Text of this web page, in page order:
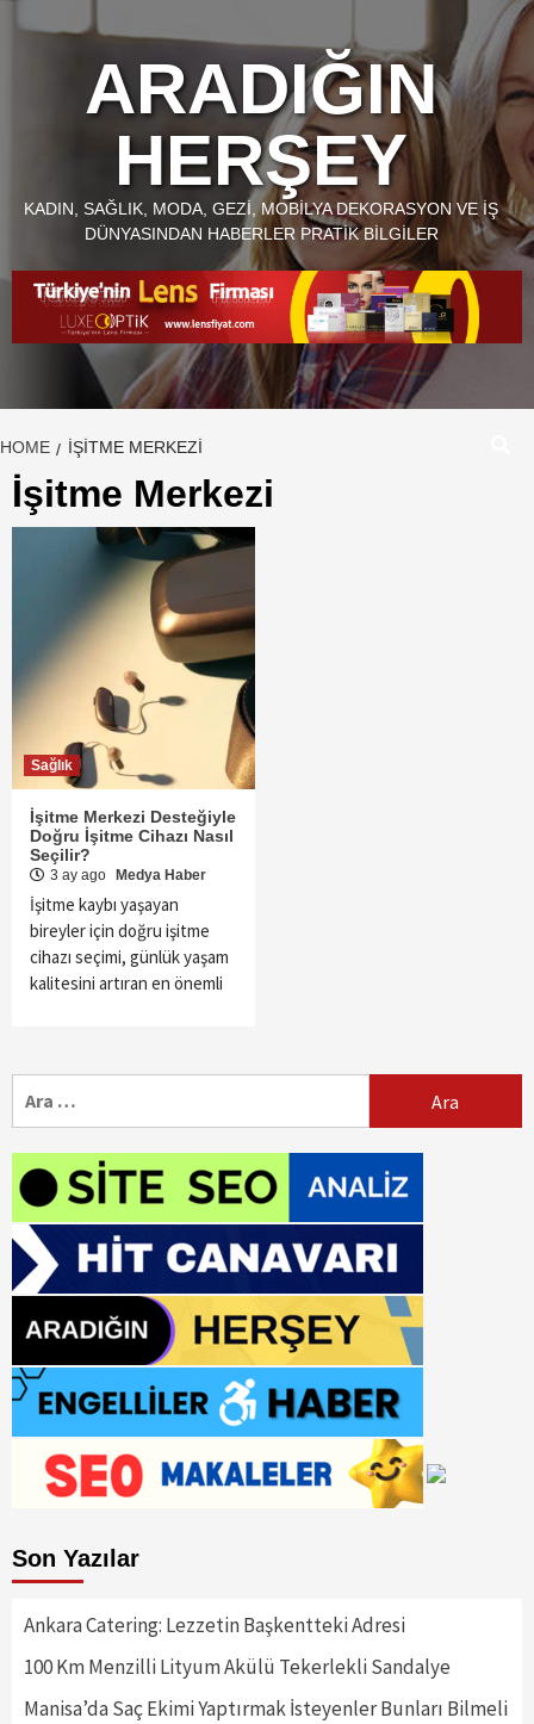
ARADIĞIN
HERŞEY
KADIN, SAĞLIK, MODA, GEZI, MOBILYA DEKORASYON VE İŞ
DÜNYASINDAN HABERLER PRATIK BILGILER
HOME İŞITME MERKEZI
İşitme Merkezi
Sağlık
İşitme Merkezi Desteğiyle
Doğru İşitme Cihazı Nasıl
Seçilir?
3 ay ago Medya Haber
İşitme kaybı yaşayan
bireyler için doğru işitme
cihazı seçimi, günlük yaşam
kalitesini artıran en önemli
Son Yazılar
Ankara Catering: Lezzetin Başkentteki Adresi
100 Km Menzilli Lityum Akülü Tekerlekli Sandalye
Manisa’da Saç Ekimi Yaptırmak İsteyenler Bunları Bilmeli